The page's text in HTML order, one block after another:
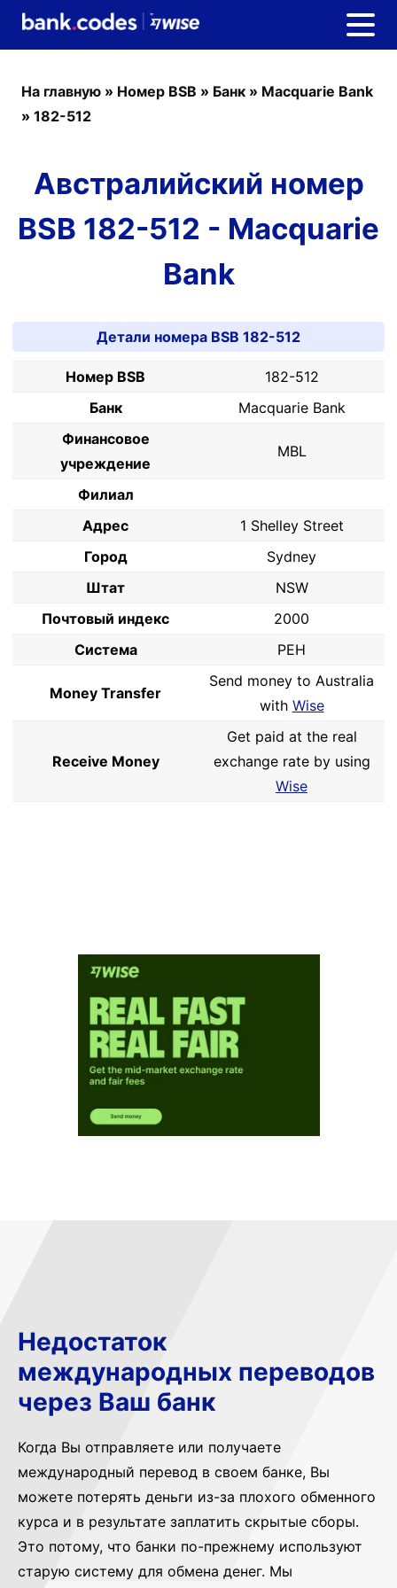
На главную » Номер BSB » Банк » Macquarie Bank
» 182-512
Австралийский номер
BSB 182-512 - Macquarie
Bank
Детали номера BSB 182-512
Номер BSB
182-512
Банк
Macquarie Bank
Финансовое
учреждение
MBL
Филиал
Адрес
1 Shelley Street
Город
Sydney
Штат
NSW
Почтовый индекс
2000
Система
PEH
Money Transfer
Send money to Australia
with Wise
Receive Money
Get paid at the real
exchange rate by using
Wise
Недостаток
международных переводов
через Ваш банк
Когда Вы отправляете или получаете
международный перевод в своем банке, Вы
можете потерять деньги из-за плохого обменного
курса и в результате заплатить скрытые сборы.
Это потому, что банки по-прежнему используют
старую систему для обмена денег. Мы